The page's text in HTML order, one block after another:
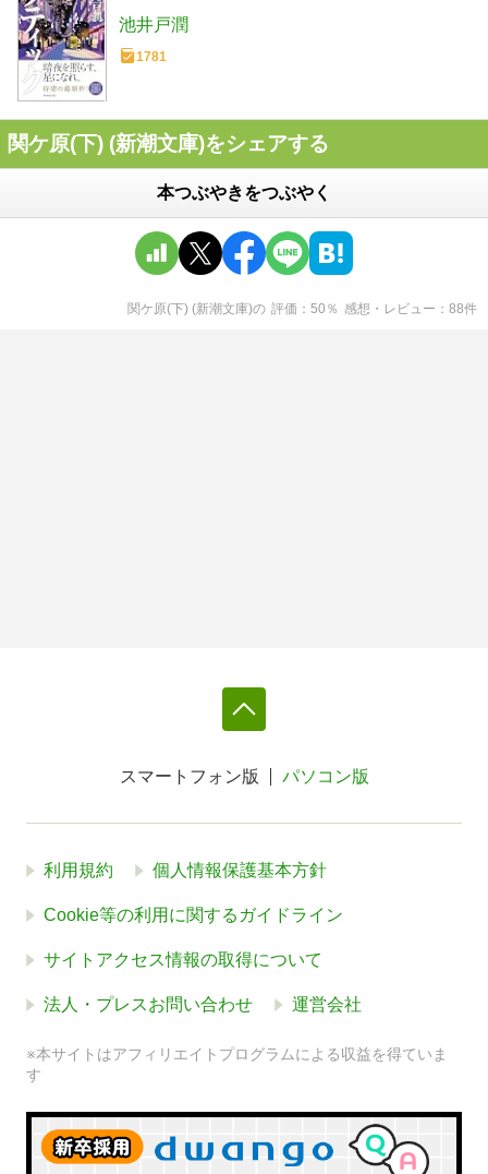
池井戸潤
1781
関ケ原(下) (新潮文庫)をシェアする
本つぶやきをつぶやく
関ケ原(下) (新潮文庫)の 評価 50 ％ 感想・レビュー 88件
スマートフォン版 パソコン版
利用規約 個人情報保護基本方針
Cookie等の利用に関するガイドライン
サイトアクセス情報の取得について
法人・プレスお問い合わせ 運営会社
※本サイトはアフィリエイトプログラムによる収益を得ていま
す